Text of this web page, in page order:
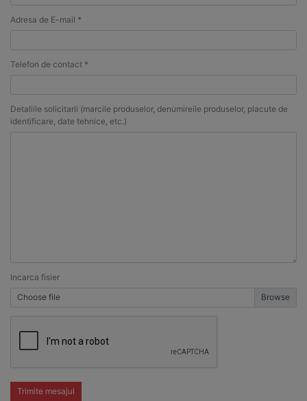
Adresa de E-mail *
Telefon de contact *
Detaliile solicitarii (marcile produselor, denumireile produselor, placute de
identificare, date tehnice, etc.)
Incarca fisier
Choose file
Trimite mesajul